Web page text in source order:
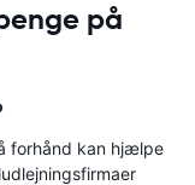
på
forhånd kan hjælpe